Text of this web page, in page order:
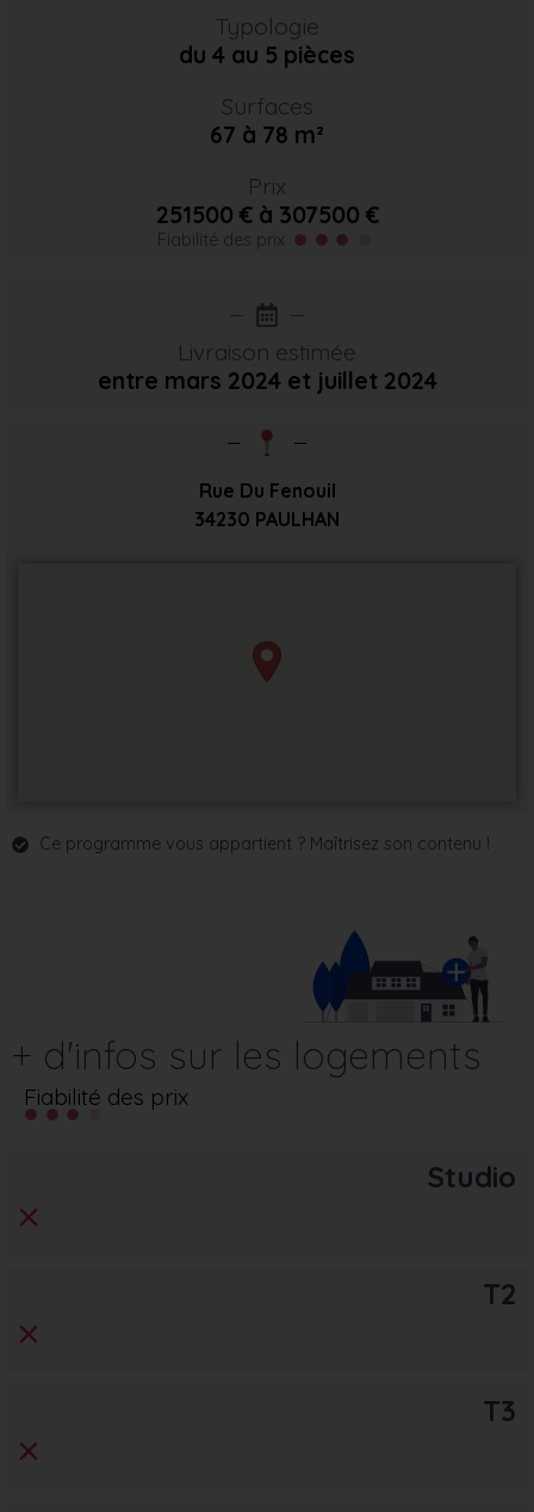
Typologie
du 4 au 5 pièces
Surfaces
67 à 78 m²
Prix
251500 € à 307500 €
Fiabilité des prix
Livraison estimée
entre mars 2024 et juillet 2024
Rue Du Fenouil
34230 PAULHAN
Ce programme vous appartient ? Maîtrisez son contenu !
+ d'infos sur les logements
Fiabilité des prix
Studio
T2
T3